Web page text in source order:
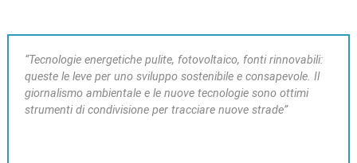
“Tecnologie energetiche pulite, fotovoltaico, fonti rinnovabili:
queste le leve per uno sviluppo sostenibile e consapevole. Il
giornalismo ambientale e le nuove tecnologie sono ottimi
strumenti di condivisione per tracciare nuove strade”